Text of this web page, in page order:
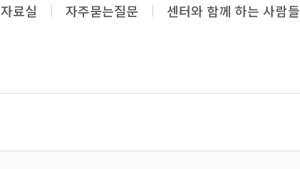
자료실 자주묻는질문 센터와 함께 하는 사람들